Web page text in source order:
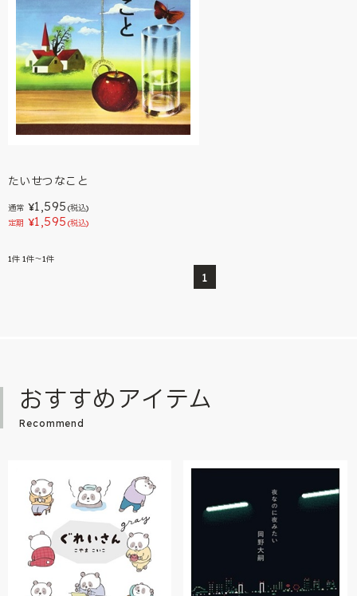
たいせつなこと
通常 ¥1,595 (税込)
定期 ¥1,595 (税込)
1件 1件～1件
1
おすすめアイテム
Recommend